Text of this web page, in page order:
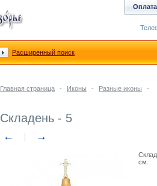
Главная страница - Иконы - Разные иконы -
Складень - 5
← →
см.
Оплата
Расширенный поиск